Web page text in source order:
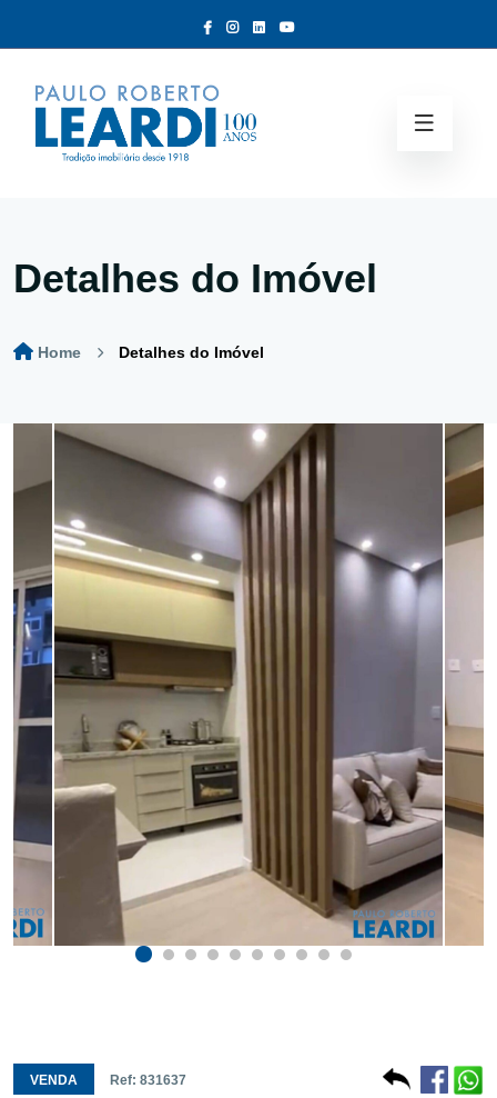
Detalhes do Imóvel
Home Detalhes do Imóvel
VENDA Ref: 831637